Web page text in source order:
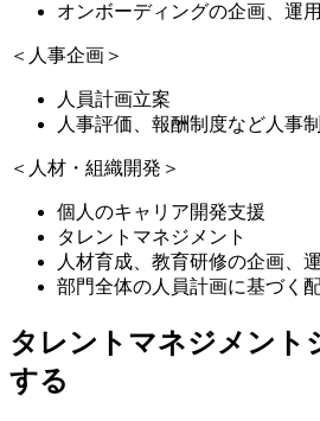
オンボーディングの企画、運用
＜人事企画＞
人員計画立案
人事評価、報酬制度など人事
＜人材・組織開発＞
個人のキャリア開発支援
タレントマネジメント
人材育成、教育研修の企画、
部門全体の人員計画に基づく
タレントマネジメント
する